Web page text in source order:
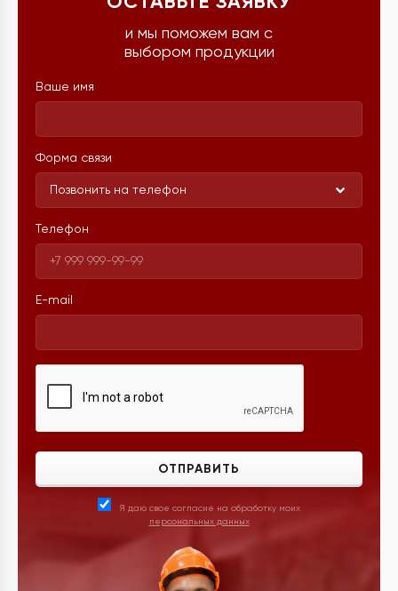
и мы поможем вам с
выбором продукции
Ваше имя
Форма связи
Позвонить на телефон
Телефон
E-mail
ОТПРАВИТЬ
Я даю свое согласие на обработку моих
персональных данных